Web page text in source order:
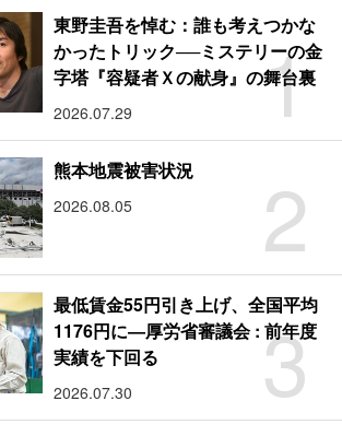
1
東野圭吾を悼む：誰も考えつかな
かったトリック──ミステリーの金
字塔『容疑者Ｘの献身』の舞台裏
2026.07.29
2
熊本地震被害状況
2026.08.05
3
最低賃金55円引き上げ、全国平均
1176円に―厚労省審議会 : 前年度
実績を下回る
2026.07.30